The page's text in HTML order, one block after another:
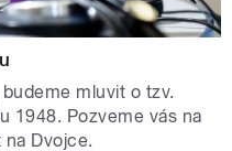
mluvit o tzv.
1948. Pozveme vás na
Dvojce.